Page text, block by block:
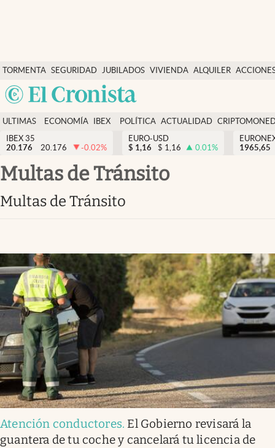
TORMENTA SEGURIDAD
SOCIAL
JUBILADOS VIVIENDA ALQUILER
USA
Economía y finanzas
Política
Actualidad
Criptomonedas
España
ULTIMAS
NOTICIAS
ECONOMÍA
FINANZAS
IBEX
EURO
POLÍTICA ACTUALIDAD
IBEX 35
20.176
20.176 -0.02%
EURO-USD
$ 1,16 $ 1,16 0.01%
1965,65
Multas de Tránsito
Multas de Tránsito
Atención conductores. El Gobierno revisará la
guantera de tu coche y cancelará tu licencia de